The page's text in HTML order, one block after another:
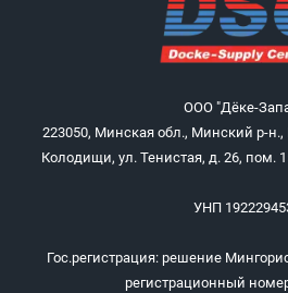
ООО "Дёке-
223050, Минская обл., Минский р-
Колодищи, ул. Тенистая, д. 26, пом.
УНП
Гос.регистрация: решение
регистрационный